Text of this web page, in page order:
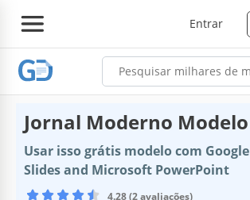
Entrar
Jornal Moderno Modelo
Usar isso grátis modelo com Google
Slides and Microsoft PowerPoint
4.28 (2 avaliações)